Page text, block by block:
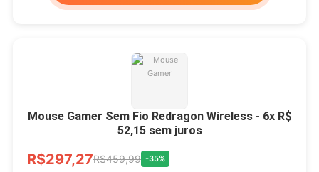
Mouse Gamer Sem Fio Redragon Wireless - 6x R$
52,15 sem juros
R$297,27R$459,99 -35%